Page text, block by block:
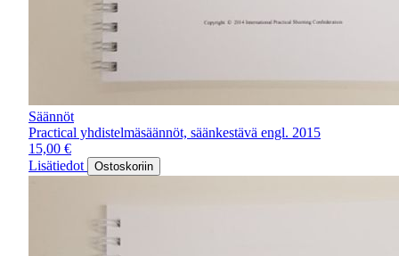
Säännöt
Practical yhdistelmäsäännöt, säänkestävä engl. 2015
15,00 €
Lisätiedot
Ostoskoriin